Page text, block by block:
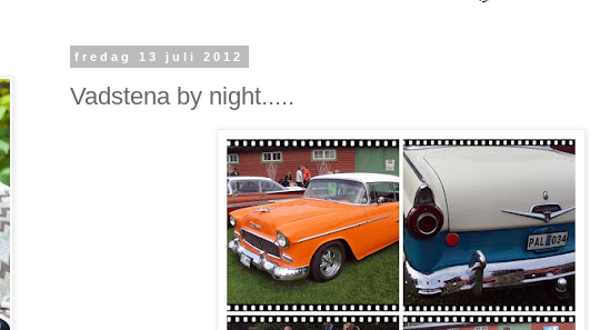
fredag 13 juli 2012
Vadstena by night.....